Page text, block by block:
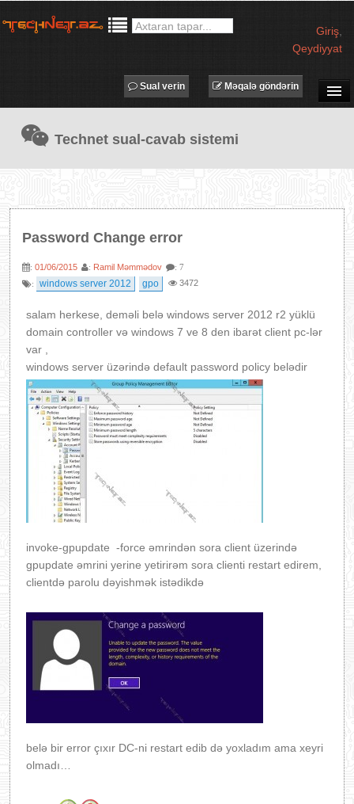
Giriş
Qeydiyyat
TECHNET TV
MƏQALƏLƏR
XƏBƏRLƏR
Məqalə göndərin
Sual verin
Technet sual-cavab sistemi
Password Change error
: 01/06/2015 : Ramil Məmmədov
: 7
:
windows server 2012 gpo 3472
salam herkese, deməli belə windows server 2012 r2 yüklü
domain controller və windows 7 ve 8 den ibarət client pc-lər
var ,
windows server üzərində default password policy belədir
invoke-gpupdate -force əmrindən sora client üzerində
gpupdate əmrini yerine yetirirəm sora clienti restart edirem,
clientdə parolu dəyishmək istədikdə
belə bir error çıxır DC-ni restart edib də yoxladım ama xeyri
olmadı…